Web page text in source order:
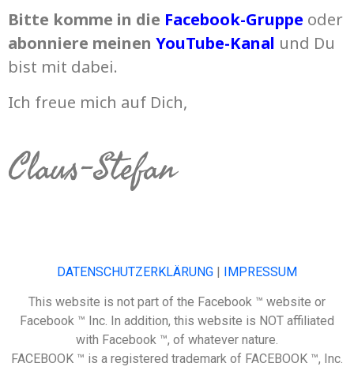
Bitte komme in die Facebook-Gruppe oder
abonniere meinen YouTube-Kanal und Du
bist mit dabei.
Ich freue mich auf Dich,
Claus-Stefan
DATENSCHUTZERKLÄRUNG | IMPRESSUM
This website is not part of the Facebook ™ website or
Facebook ™ Inc. In addition, this website is NOT affiliated
with Facebook ™, of whatever nature.
FACEBOOK ™ is a registered trademark of FACEBOOK ™, Inc.